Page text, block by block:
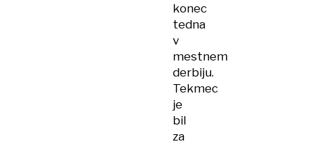
konec
tedna
v
mestnem
derbiju.
Tekmec
je
bil
za